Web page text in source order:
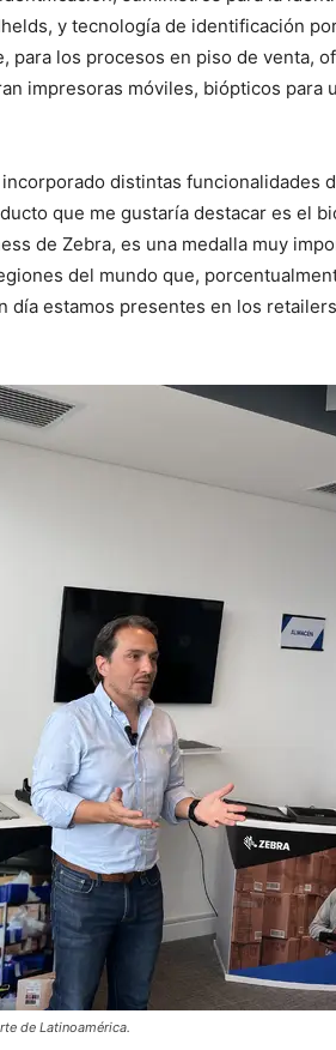
y tecnología de identificación
para los procesos en piso de venta,
impresoras móviles, biópticos para
distintas funcionalidades
que me gustaría destacar es el
de Zebra, es una medalla muy
del mundo que,
día estamos presentes en los
de Latinoamérica.